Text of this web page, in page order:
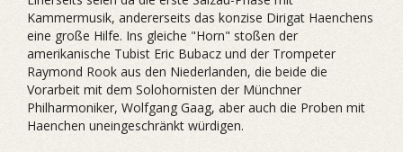
Kammermusik, andererseits das konzise Dirigat Haenchens
eine große Hilfe. Ins gleiche "Horn" stoßen der
amerikanische Tubist Eric Bubacz und der Trompeter
Raymond Rook aus den Niederlanden, die beide die
Vorarbeit mit dem Solohornisten der Münchner
Philharmoniker, Wolfgang Gaag, aber auch die Proben mit
Haenchen uneingeschränkt würdigen.